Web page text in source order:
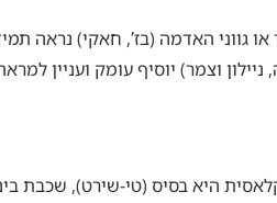
גווני האדמה (בז’, חאקי) נראה
וצמר) יוסיף עומק ועניין
היא בסיס (טי-שירט), שכבת